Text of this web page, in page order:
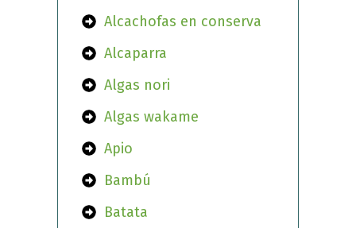
Alcachofas en conserva
Alcaparra
Algas nori
Algas wakame
Apio
Bambú
Batata